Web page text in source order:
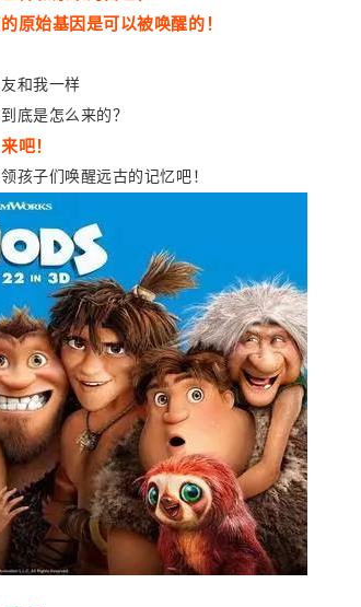
原始基因是可以被唤醒的！
和我一样
底是怎么来的？
吧！
孩子们唤醒远古的记忆吧！